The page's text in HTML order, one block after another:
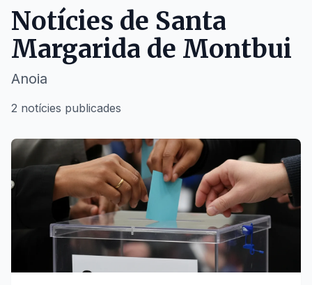
Notícies de Santa
Margarida de Montbui
Anoia
2 notícies publicades